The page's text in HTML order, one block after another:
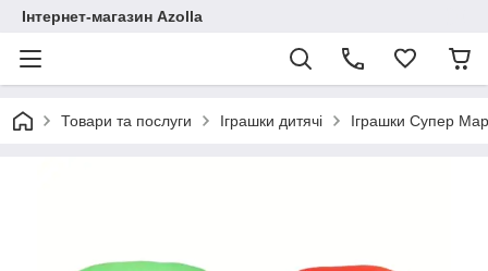
Інтернет-магазин Azolla
Товари та послуги Іграшки дитячі Іграшки Супер